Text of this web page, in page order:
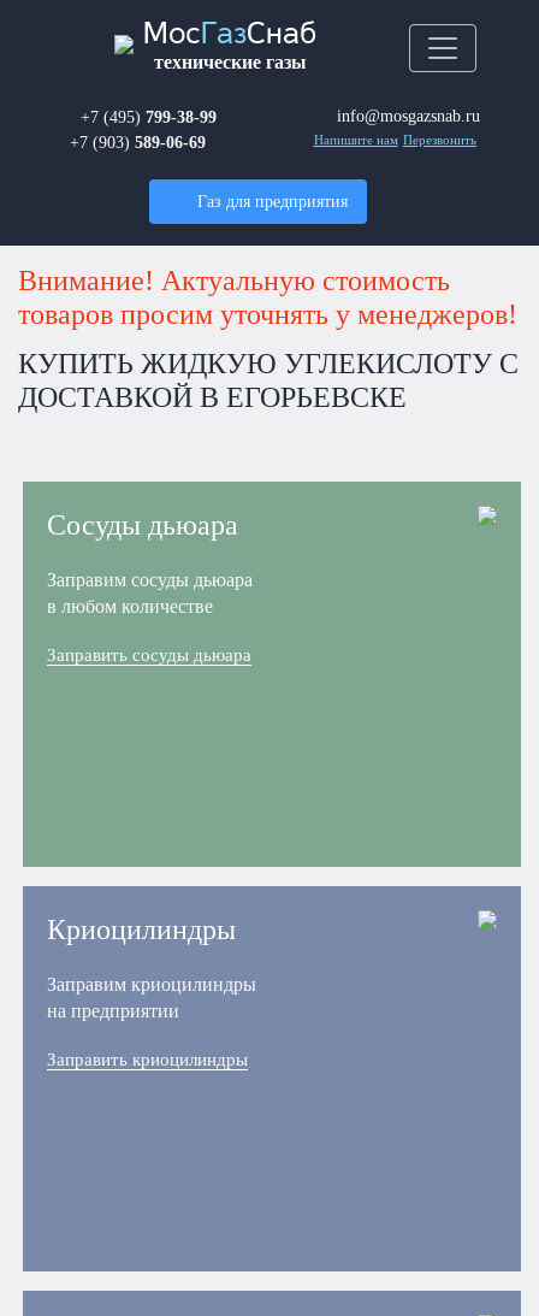
Мос ГазСнаб
технические газы
+7 (495) 799-38-99
+7 (903) 589-06-69
info@mosgazsnab.ru
Напишите нам Перезвонить
Газ для предприятия
Внимание! Актуальную стоимость
товаров просим уточнять у менеджеров!
КУПИТЬ ЖИДКУЮ УГЛЕКИСЛОТУ С
ДОСТАВКОЙ В ЕГОРЬЕВСКЕ
Сосуды дьюара
Заправим сосуды дьюара
в любом количестве
Заправить сосуды дьюара
Криоцилиндры
Заправим криоцилиндры
на предприятии
Заправить криоцилиндры